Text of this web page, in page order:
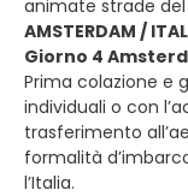
animate strade
AMSTERDAM /
Giorno 4
Prima colazione e
individuali o con
trasferimento
formalità
l’Italia.